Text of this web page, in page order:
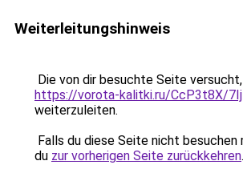
Weiterleitungshinweis
Die von dir besuchte Seite
https://vorota-kalitki.ru/CcP3t8X/
weiterzuleiten.
Falls du diese Seite nicht
du zur vorherigen Seite zurückkehren.